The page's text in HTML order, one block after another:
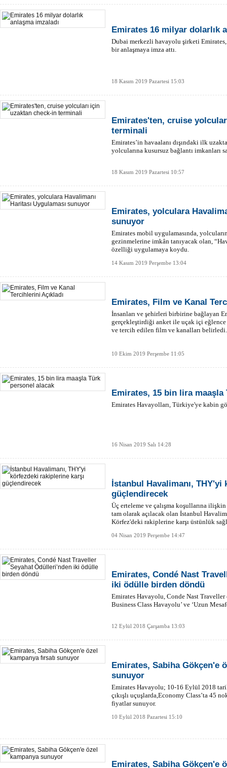
Emirates 16 milyar dolarlık
Dubai merkezli havayolu şirketi
bir anlaşmaya imza attı.
18 Kasım 2019 Pazartesi 15:03
Emirates'ten, cruise
terminali
Emirates’in havaalanı dışındaki ilk
yolcularına kusursuz bağlantı imkanları
18 Kasım 2019 Pazartesi 10:57
Emirates, yolculara
sunuyor
Emirates mobil uygulamasında,
gezinmelerine imkân tanıyacak olan,
özelliği uygulamaya koydu.
14 Kasım 2019 Perşembe 13:04
Emirates, Film ve Kanal
İnsanları ve şehirleri birbirine bağlayan
gerçekleştirdiği anket ile uçak içi
ve tercih edilen film ve kanalları belirledi.
10 Ekim 2019 Perşembe 11:05
Emirates, 15 bin lira maaşla
Emirates Havayolları, Türkiye'ye kabin
16 Nisan 2019 Salı 14:28
İstanbul Havalimanı,
güçlendirecek
Üç erteleme ve çalışma koşullarına
tam olarak açılacak olan İstanbul
Körfez'deki rakiplerine karşı üstünlük
04 Nisan 2019 Perşembe 14:47
Emirates, Condé Nast
iki ödülle birden döndü
Emirates Havayolu, Conde Nast Traveller
Business Class Havayolu’ ve ‘Uzun
12 Eylül 2018 Çarşamba 13:03
Emirates, Sabiha Gökçen'e
sunuyor
Emirates Havayolu; 10-16 Eylül 2018
çıkışlı uçuşlarda,Economy Class’ta 45
fiyatlar sunuyor.
10 Eylül 2018 Pazartesi 15:10
Emirates, Sabiha Gökçen'e